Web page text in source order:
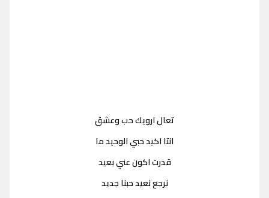
تعال ارويك حب وعشق
انتا اكيد حبي الوحيد ما
قدرت اكون عني بعيد
نرجع نعيد حبنا جديد